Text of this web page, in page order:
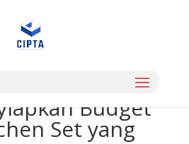
Budget
Set yang